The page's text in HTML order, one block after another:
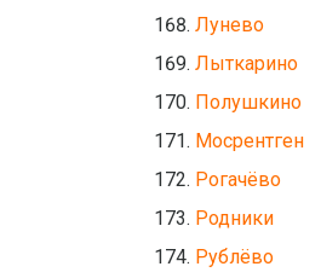
Лунево
Лыткарино
Полушкино
Мосрентген
Рогачёво
Родники
Рублёво